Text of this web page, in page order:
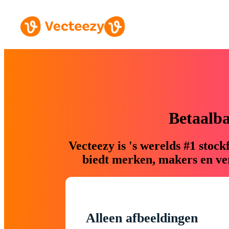
Vecteezy is 's werelds #1
biedt merken, makers en
Alleen afbeeldingen